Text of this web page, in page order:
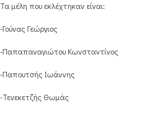
Τα μέλη που εκλέχτηκαν είναι:
-Γούνας Γεώργιος
-Παπαπαναγιώτου Κωνσταντίνος
-Παπουτσής Ιωάννης
-Τενεκετζής Θωμάς